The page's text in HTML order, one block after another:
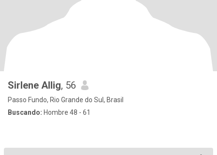
Sirlene Allig, 56
Passo Fundo, Rio Grande do Sul, Brasil
Buscando: Hombre 48 - 61